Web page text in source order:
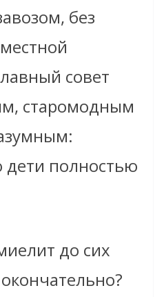
без
совет
старомодным
дети полностью
до сих